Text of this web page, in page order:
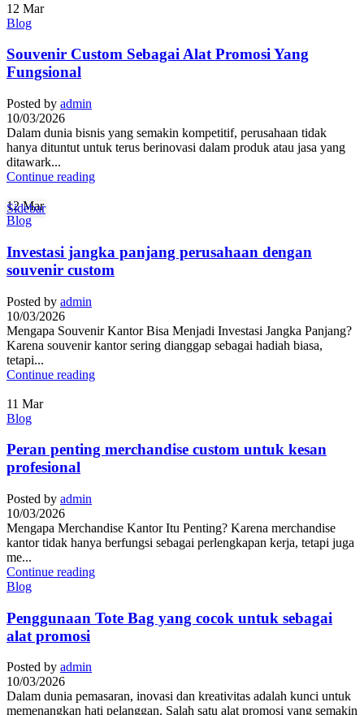
12 Mar
Blog
Souvenir Custom Sebagai Alat Promosi Yang
Fungsional
Posted by admin
10/03/2026
Dalam dunia bisnis yang semakin kompetitif, perusahaan tidak
hanya dituntut untuk terus berinovasi dalam produk atau jasa yang
ditawark...
Continue reading
12Mar
Blog
Investasi jangka panjang perusahaan dengan
souvenir custom
Posted by admin
10/03/2026
Mengapa Souvenir Kantor Bisa Menjadi Investasi Jangka Panjang?
Karena souvenir kantor sering dianggap sebagai hadiah biasa,
tetapi...
Continue reading
11 Mar
Blog
Peran penting merchandise custom untuk kesan
profesional
Posted by admin
10/03/2026
Mengapa Merchandise Kantor Itu Penting? Karena merchandise
kantor tidak hanya berfungsi sebagai perlengkapan kerja, tetapi juga
me...
Continue reading
Blog
Penggunaan Tote Bag yang cocok untuk sebagai
alat promosi
Posted by admin
10/03/2026
Dalam dunia pemasaran, inovasi dan kreativitas adalah kunci untuk
memenangkan hati pelanggan. Salah satu alat promosi yang semakin
Sidebar